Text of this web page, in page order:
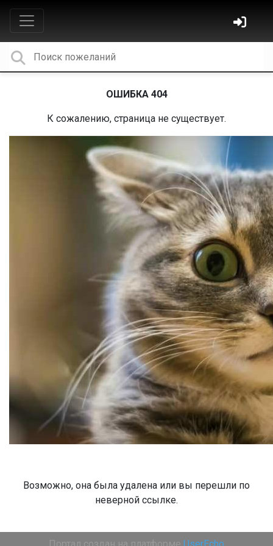
ОШИБКА 404
К сожалению, страница не существует.
Возможно, она была удалена или вы перешли по
неверной ссылке.